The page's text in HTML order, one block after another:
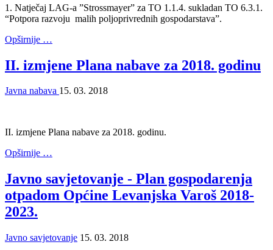
1. Natječaj LAG-a ”Strossmayer” za TO 1.1.4. sukladan TO 6.3.1.
“Potpora razvoju malih poljoprivrednih gospodarstava”.
Opširnije …
II. izmjene Plana nabave za 2018. godinu
Javna nabava 15. 03. 2018
II. izmjene Plana nabave za 2018. godinu.
Opširnije …
Javno savjetovanje - Plan gospodarenja
otpadom Općine Levanjska Varoš 2018-
2023.
Javno savjetovanje 15. 03. 2018